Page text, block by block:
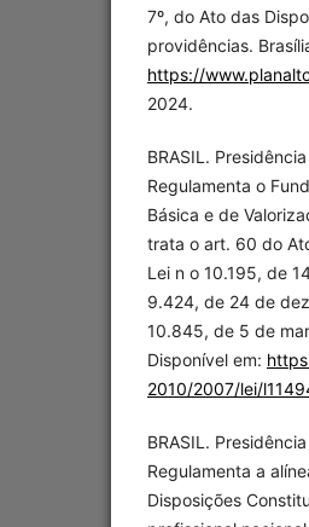
7º, do Ato das
providências.
https://
2024.
BRASIL.
Regulamenta o
Básica e de
trata o art. 60 do
Lei n o 10.195, de
9.424, de 24 de
10.845, de 5 de
Disponível em:
2010/2007/lei/
BRASIL.
Regulamenta a
Disposições